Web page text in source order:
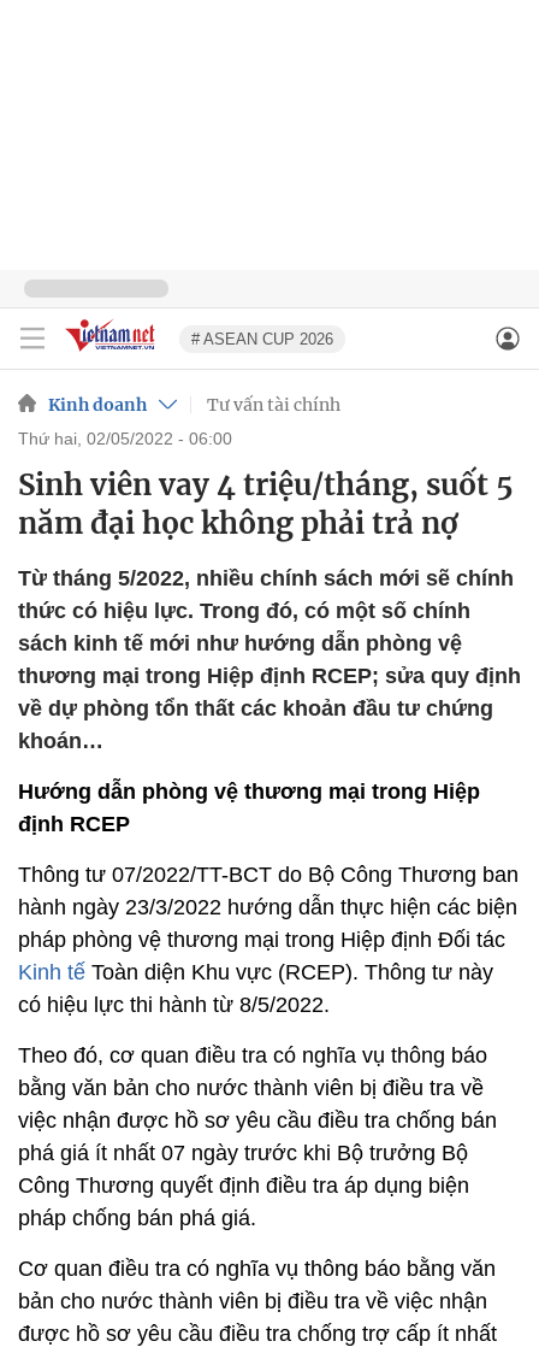
# ASEAN CUP 2026
Kinh doanh Tư vấn tài chính
thứ hai, 02/05/2022 - 06:00
Sinh viên vay 4 triệu/tháng, suốt 5
năm đại học không phải trả nợ
Từ tháng 5/2022, nhiều chính sách mới sẽ chính
thức có hiệu lực. Trong đó, có một số chính
sách kinh tế mới như hướng dẫn phòng vệ
thương mại trong Hiệp định RCEP; sửa quy định
về dự phòng tổn thất các khoản đầu tư chứng
khoán…
Hướng dẫn phòng vệ thương mại trong Hiệp
định RCEP
Thông tư 07/2022/TT-BCT do Bộ Công Thương ban
hành ngày 23/3/2022 hướng dẫn thực hiện các biện
pháp phòng vệ thương mại trong Hiệp định Đối tác
Kinh tế Toàn diện Khu vực (RCEP). Thông tư này
có hiệu lực thi hành từ 8/5/2022.
Theo đó, cơ quan điều tra có nghĩa vụ thông báo
bằng văn bản cho nước thành viên bị điều tra về
việc nhận được hồ sơ yêu cầu điều tra chống bán
phá giá ít nhất 07 ngày trước khi Bộ trưởng Bộ
Công Thương quyết định điều tra áp dụng biện
pháp chống bán phá giá.
Cơ quan điều tra có nghĩa vụ thông báo bằng văn
bản cho nước thành viên bị điều tra về việc nhận
được hồ sơ yêu cầu điều tra chống trợ cấp ít nhất